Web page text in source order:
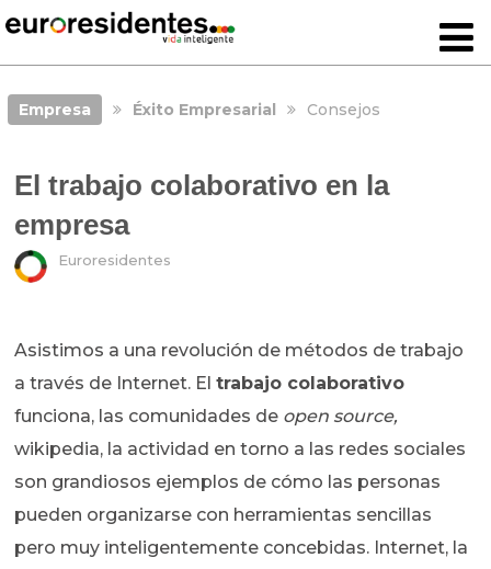
Empresa Éxito Empresarial Consejos
El trabajo colaborativo en la
empresa
Euroresidentes
Asistimos a una revolución de métodos de trabajo
a través de Internet. Eltrabajo colaborativo
funciona, las comunidades de open source,
wikipedia, la actividad en torno a las redes sociales
son grandiosos ejemplos de cómo las personas
pueden organizarse con herramientas sencillas
pero muy inteligentemente concebidas. Internet, la